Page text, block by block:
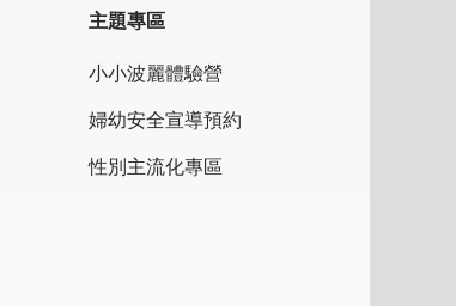
主題專區
小小波麗體驗營
婦幼安全宣導預約
性別主流化專區